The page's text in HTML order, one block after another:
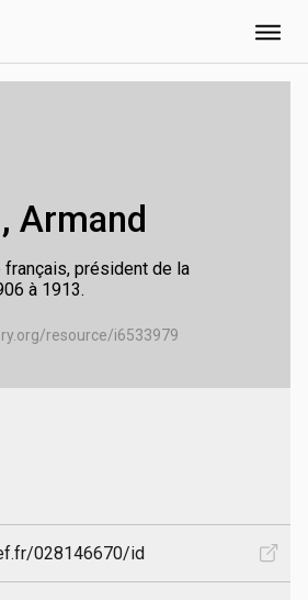
resource/i6533979